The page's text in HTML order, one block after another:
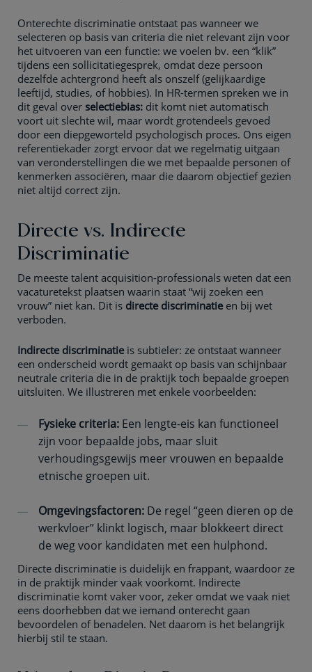
Onterechte discriminatie ontstaat pas wanneer we
selecteren op basis van criteria die niet relevant zijn voor
het uitvoeren van een functie: we voelen bv. een “klik”
tijdens een sollicitatiegesprek, omdat deze persoon
dezelfde achtergrond heeft als onszelf (gelijkaardige
leeftijd, studies, of hobbies). In HR-termen spreken we in
dit geval over selectiebias: dit komt niet automatisch
voort uit slechte wil, maar wordt grotendeels gevoed
door een diepgeworteld psychologisch proces. Ons eigen
referentiekader zorgt ervoor dat we regelmatig uitgaan
van veronderstellingen die we met bepaalde personen of
kenmerken associëren, maar die daarom objectief gezien
niet altijd correct zijn.
Directe vs. Indirecte
Discriminatie
De meeste talent acquisition-professionals weten dat een
vacaturetekst plaatsen waarin staat “wij zoeken een
vrouw” niet kan. Dit is directe discriminatieen bij wet
verboden.
Indirecte discriminatieis subtieler: ze ontstaat wanneer
een onderscheid wordt gemaakt op basis van schijnbaar
neutrale criteria die in de praktijk toch bepaalde groepen
uitsluiten. We illustreren met enkele voorbeelden:
Fysieke criteria: Een lengte-eis kan functioneel
zijn voor bepaalde jobs, maar sluit
verhoudingsgewijs meer vrouwen en bepaalde
etnische groepen uit.
Omgevingsfactoren: De regel “geen dieren op de
werkvloer” klinkt logisch, maar blokkeert direct
de weg voor kandidaten met een hulphond.
Directe discriminatie is duidelijk en frappant, waardoor ze
in de praktijk minder vaak voorkomt. Indirecte
discriminatie komt vaker voor, zeker omdat we vaak niet
eens doorhebben dat we iemand onterecht gaan
bevoordelen of benadelen. Net daarom is het belangrijk
hierbij stil te staan.